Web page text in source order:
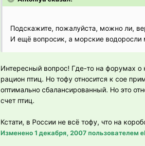
Подскажите, пожалуйста, можно ли,
И ещё вопросик, а морские водоросли
Интересный вопрос! Где-то на форумах о
рацион птиц. Но тофу относится к сое
оптимально сбалансированный. Но это
счет птиц.
Кстати, в России не всё тофу, что на
Изменено1 декабря, 2007 пользователем